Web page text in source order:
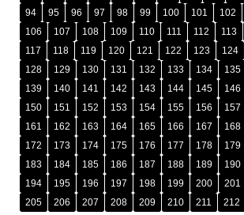
94
95 96 97 98 99 100 101 102
106
107 108 109 110 111 112 113
117
118 119 120 121 122 123 124
128
129 130 131 132 133 134 135
139
140 141 142 143 144 145 146
150
151 152 153 154 155 156 157
161
162 163 164 165 166 167 168
172
173 174 175 176 177 178 179
183
184 185 186 187 188 189 190
194
195 196 197 198 199 200 201
205
206 207 208 209 210 211 212